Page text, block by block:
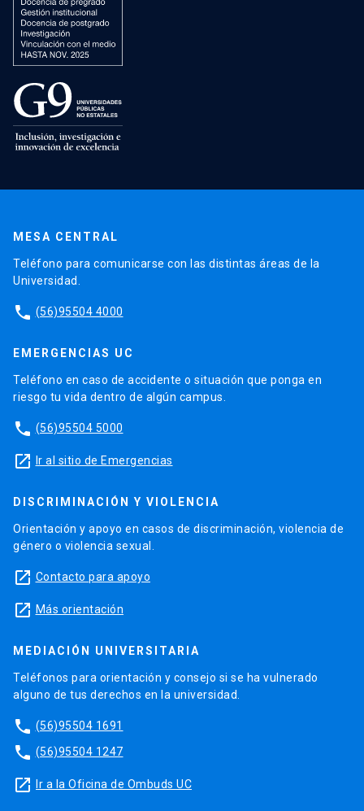
MESA CENTRAL
Teléfono para comunicarse con las distintas áreas de la
Universidad.
phone (56)95504 4000
EMERGENCIAS UC
Teléfono en caso de accidente o situación que ponga en
riesgo tu vida dentro de algún campus.
phone (56)95504 5000
launch Ir al sitio de Emergencias
DISCRIMINACIÓN Y VIOLENCIA
Orientación y apoyo en casos de discriminación, violencia de
género o violencia sexual.
launch Contacto para apoyo
launch Más orientación
MEDIACIÓN UNIVERSITARIA
Teléfonos para orientación y consejo si se ha vulnerado
alguno de tus derechos en la universidad.
phone (56)95504 1691
phone (56)95504 1247
launch Ir a la Oficina de Ombuds UC